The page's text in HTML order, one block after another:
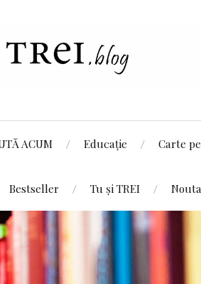
ACUM Educație Carte
Bestseller Tu și TREI